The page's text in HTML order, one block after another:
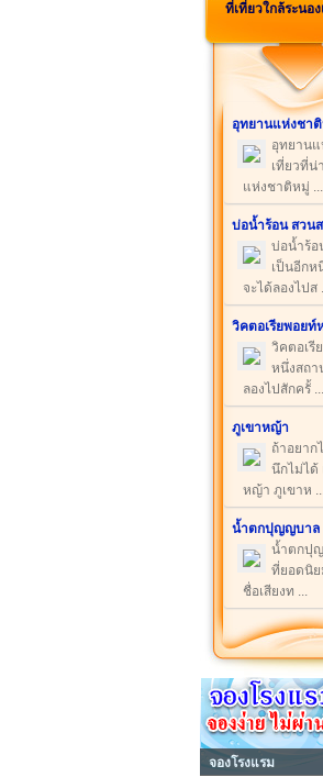
ที่เที่ยวใกล้ระนอ
อุทยานแห่งชา
อุทยานแ
เที่ยวที่น่
แห่งชาติหมู่ ...
บ่อน้ำร้อน สวน
บ่อน้ำร้อ
เป็นอีก
จะได้ลองไปส
วิคตอเรียพอยท์
วิคตอเรี
หนึ่งสถา
ลองไปสักครั้ ...
ภูเขาหญ้า
ถ้าอยาก
นึกไม่ได้
หญ้า ภูเขาห
น้ำตกปุญญบาล
น้ำตกปุญ
ที่ยอดนิย
ชื่อเสียงท ...
จองโรงแรม